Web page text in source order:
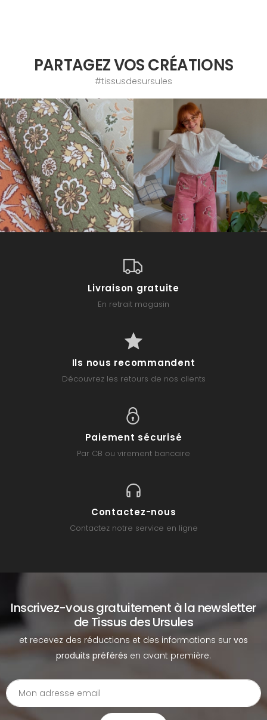
PARTAGEZ VOS CRÉATIONS
#tissusdesursules
Livraison gratuite
En retrait magasin
Ils nous recommandent
Découvrez les retours de nos clients
Paiement sécurisé
Par CB ou virement bancaire
Contactez-nous
Contactez notre service en ligne
Inscrivez-vous gratuitement à la newsletter
de Tissus des Ursules
et recevez des réductions et des informations sur vos
produits préférés en avant première.